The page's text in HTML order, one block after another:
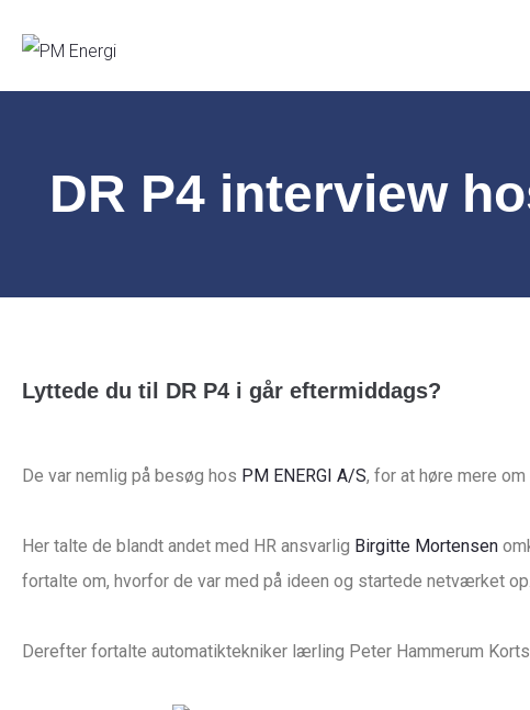
DR P4 interview
Lyttede du til DR P4 i går eftermiddags?
De var nemlig på besøg hos PM ENERGI A/S, for at høre mere
Her talte de blandt andet med HR ansvarlig Birgitte Mortensen
fortalte om, hvorfor de var med på ideen og startede netværket op.
Derefter fortalte automatiktekniker lærling Peter Hammerum